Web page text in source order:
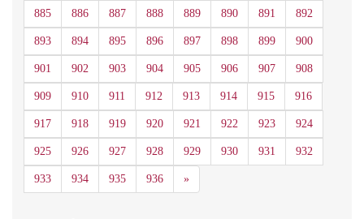
885 886 887 888 889 890 891 892
893 894 895 896 897 898 899 900
901 902 903 904 905 906 907 908
909 910 911 912 913 914 915 916
917 918 919 920 921 922 923 924
925 926 927 928 929 930 931 932
933 934 935 936 »Siguiente